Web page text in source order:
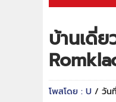
บ้านเดี่
โพสโดย : U / วัน